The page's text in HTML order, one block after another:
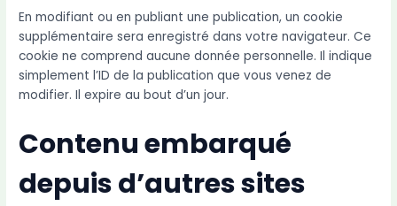
En modifiant ou en publiant une publication, un cookie
supplémentaire sera enregistré dans votre navigateur. Ce
cookie ne comprend aucune donnée personnelle. Il indique
simplement l’ID de la publication que vous venez de
modifier. Il expire au bout d’un jour.
Contenu embarqué
depuis d’autres sites